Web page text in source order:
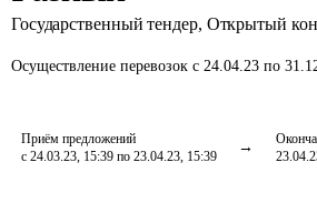
Государственный тендер, Открытый
Осуществление перевозок с 24.04.23 по
Приём предложений
с 24.03.23, 15:39 по 23.04.23, 15:39